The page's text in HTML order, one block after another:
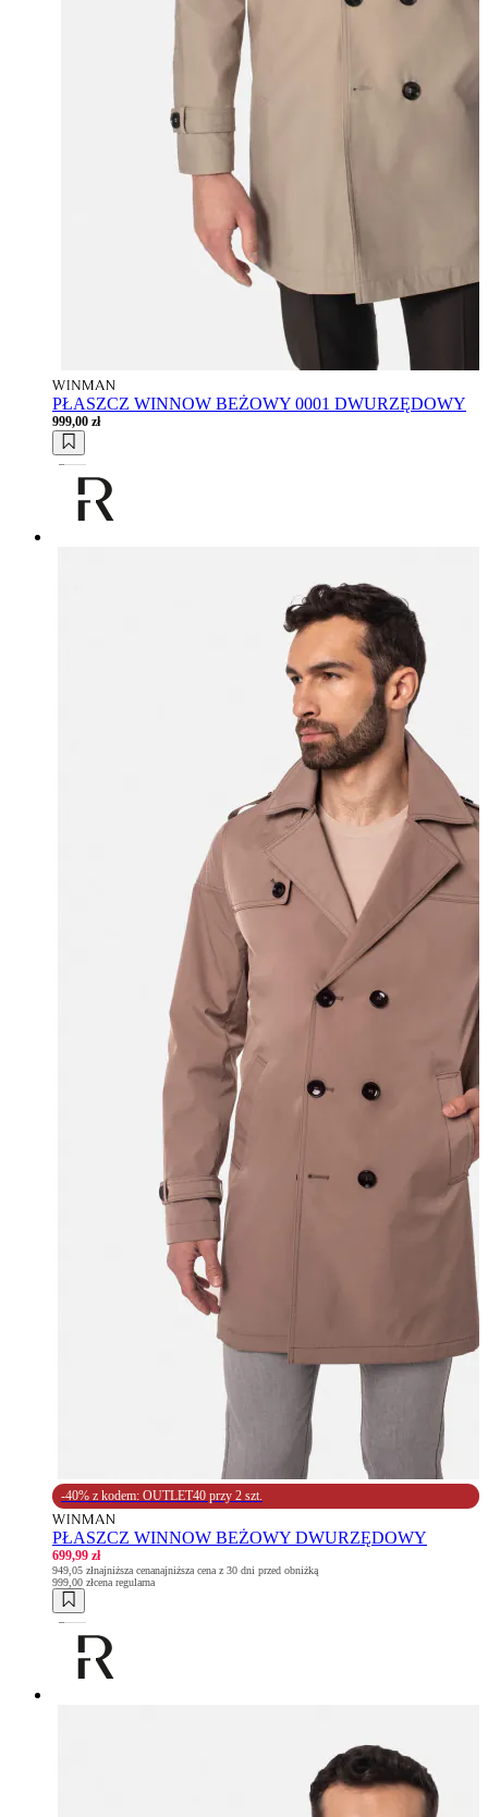
PŁASZCZ WINNOW BEŻOWY 0001 DWURZĘDOWY
999,00 zł
-40% z kodem: OUTLET40 przy 2 szt.
PŁASZCZ WINNOW BEŻOWY DWURZĘDOWY
699,99 zł
najniższa cena z 30 dni przed obniżką
najniższa cena
949,05 zł
cena regularna
999,00 zł